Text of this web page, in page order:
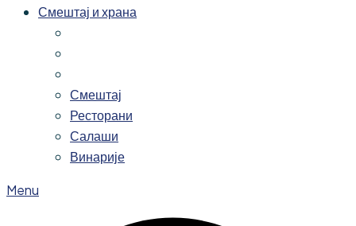
Смештај и храна
Смештај
Ресторани
Салаши
Винарије
Menu